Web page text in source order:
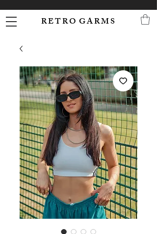
R E T R O G A R M S